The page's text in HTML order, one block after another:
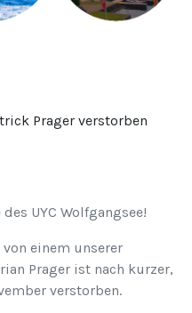
Prager verstorben
UYC Wolfgangsee!
einem unserer
Prager ist nach kurzer,
verstorben.